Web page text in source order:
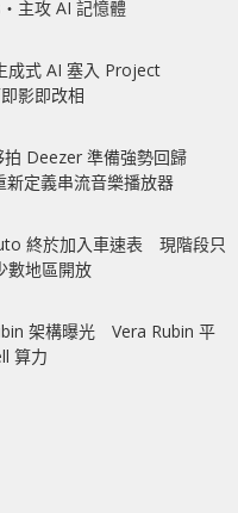
主攻 AI 記憶體
成式 AI 塞入 Project
影即改相
拍 Deezer 準備強勢回歸
定義串流音樂播放器
終於加入車速表 現階段只
數地區開放
架構曝光 Vera Rubin 平
算力